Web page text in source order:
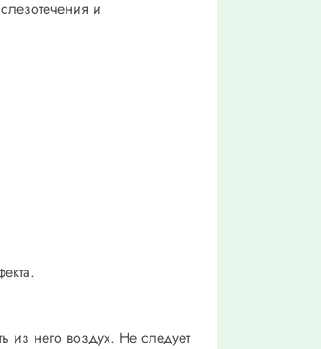
и
из него воздух. Не следует